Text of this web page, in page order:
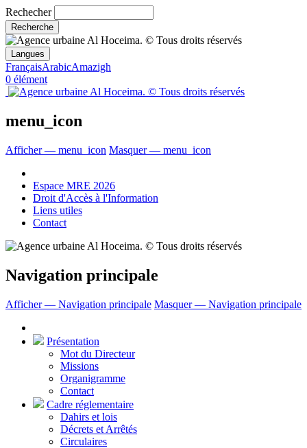
Rechecher
Langues
FrançaisArabicAmazigh
0 élément
menu_icon
Afficher — menu_icon Masquer — menu_icon
Espace MRE 2026
Droit d'Accès à l'Information
Liens utiles
Contact
Navigation principale
Afficher — Navigation principale Masquer — Navigation principale
Présentation
Mot du Directeur
Missions
Organigramme
Contact
Cadre réglementaire
Dahirs et lois
Décrets et Arrêtés
Circulaires